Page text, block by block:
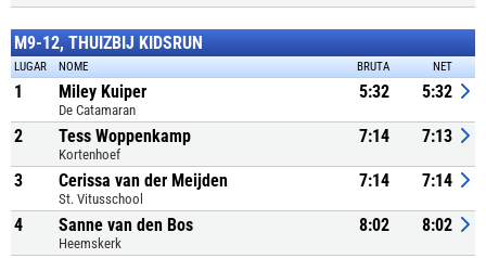
M9-12, THUIZBIJ KIDSRUN
LUGAR NOME BRUTA NET
1 Miley Kuiper
De Catamaran
5:32 5:32
2 Tess Woppenkamp
Kortenhoef
7:14 7:13
3 Cerissa van der Meijden
St. Vitusschool
7:14 7:14
4 Sanne van den Bos
Heemskerk
8:02 8:02